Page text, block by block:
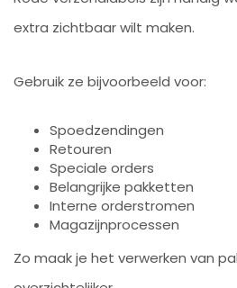
extra zichtbaar wilt maken.
Gebruik ze bijvoorbeeld voor:
Spoedzendingen
Retouren
Speciale orders
Belangrijke pakketten
Interne orderstromen
Magazijnprocessen
Zo maak je het verwerken van